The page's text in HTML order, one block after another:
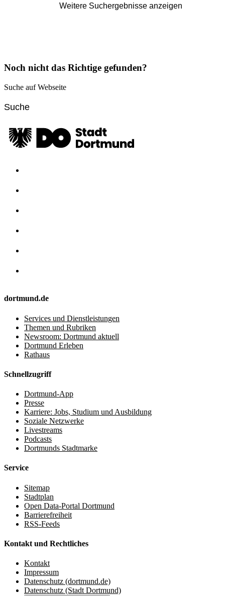
Weitere Suchergebnisse anzeigen
Noch nicht das Richtige gefunden?
Suche auf Webseite
dortmund.de
Services und Dienstleistungen
Themen und Rubriken
Newsroom: Dortmund aktuell
Dortmund Erleben
Rathaus
Schnellzugriff
Dortmund-App
Presse
Karriere: Jobs, Studium und Ausbildung
Soziale Netzwerke
Livestreams
Podcasts
Dortmunds Stadtmarke
Service
Sitemap
Stadtplan
Open Data-Portal Dortmund
Barrierefreiheit
RSS-Feeds
Kontakt und Rechtliches
Kontakt
Impressum
Datenschutz (dortmund.de)
Datenschutz (Stadt Dortmund)